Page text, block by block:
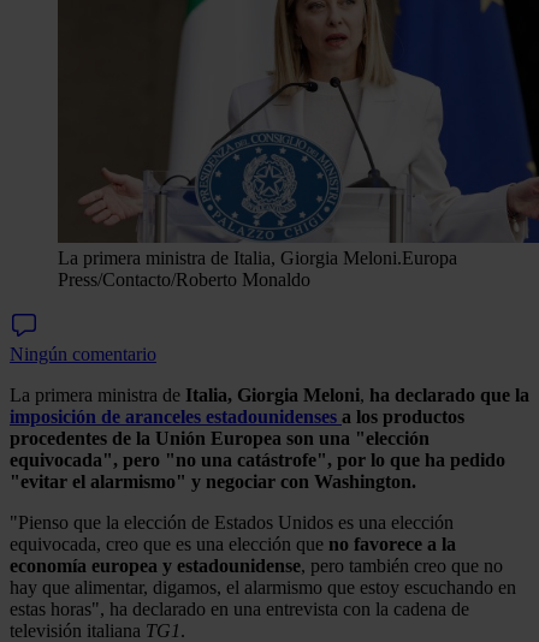
La primera ministra de Italia, Giorgia Meloni.Europa
Press/Contacto/Roberto Monaldo
Ningún comentario
La primera ministra de Italia, Giorgia Meloni, ha declarado que la
imposición de aranceles estadounidenses a los productos
procedentes de la Unión Europea son una "elección
equivocada", pero "no una catástrofe", por lo que ha pedido
"evitar el alarmismo" y negociar con Washington.
"Pienso que la elección de Estados Unidos es una elección
equivocada, creo que es una elección que no favorece a la
economía europea y estadounidense, pero también creo que no
hay que alimentar, digamos, el alarmismo que estoy escuchando en
estas horas", ha declarado en una entrevista con la cadena de
televisión italiana TG1.